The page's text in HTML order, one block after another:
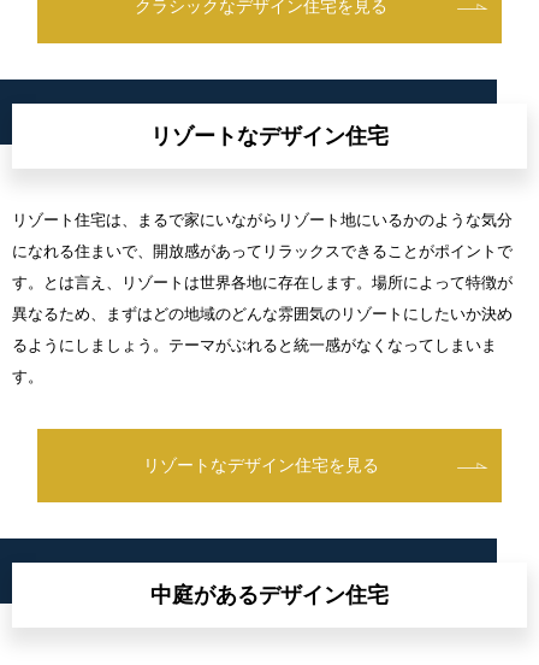
クラシックなデザイン住宅を見る
リゾートなデザイン住宅
リゾート住宅は、まるで家にいながらリゾート地にいるかのような気分
になれる住まいで、開放感があってリラックスできることがポイントで
す。とは言え、リゾートは世界各地に存在します。場所によって特徴が
異なるため、まずはどの地域のどんな雰囲気のリゾートにしたいか決め
るようにしましょう。テーマがぶれると統一感がなくなってしまいま
す。
リゾートなデザイン住宅を見る
中庭があるデザイン住宅